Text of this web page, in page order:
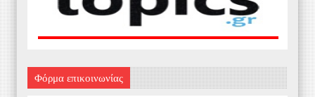
Φόρμα επικοινωνίας